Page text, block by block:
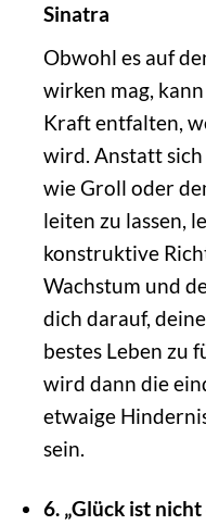
Sinatra
Obwohl es auf
wirken mag,
Kraft entfalten,
wird. Anstatt
wie Groll oder
leiten zu lassen,
konstruktive
Wachstum und
dich darauf,
bestes Leben zu
wird dann die
etwaige
sein.
6. „Glück ist